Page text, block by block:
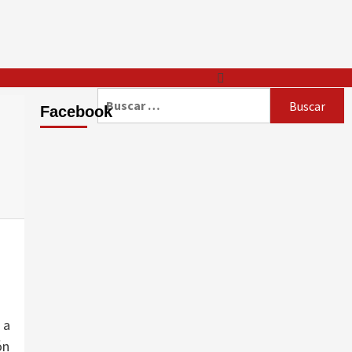
Facebook